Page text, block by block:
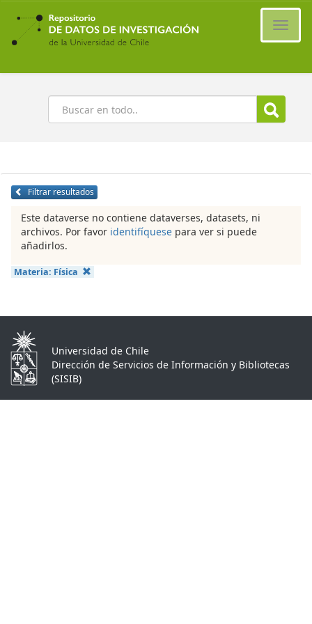
Ir
contenido
principal
Buscar
Filtrar resultados
Este dataverse no contiene dataverses, datasets, ni
archivos. Por favor identifíquese para ver si puede
añadirlos.
Materia: Física
Universidad de Chile
Dirección de Servicios de Información y Bibliotecas
(SISIB)